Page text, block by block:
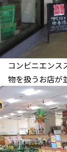
コンビニエンス
物を扱うお店が